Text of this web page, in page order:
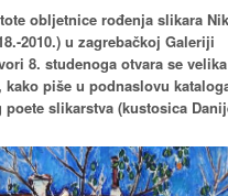
obljetnice rođenja slikara
2010.) u zagrebačkoj Galeriji
8. studenoga otvara se velika
piše u podnaslovu
slikarstva (kustosica